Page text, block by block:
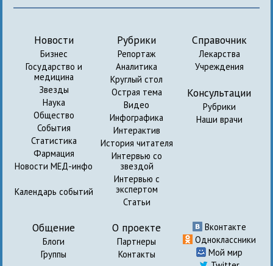
Новости
Бизнес
Государство и
медицина
Звезды
Наука
Общество
События
Статистика
Фармация
Новости МЕД-инфо
Календарь событий
Рубрики
Репортаж
Аналитика
Круглый стол
Острая тема
Видео
Инфографика
Интерактив
История читателя
Интервью со
звездой
Интервью с
экспертом
Статьи
Справочник
Лекарства
Учреждения
Консультации
Рубрики
Наши врачи
Общение
Блоги
Группы
О проекте
Партнеры
Контакты
Вконтакте
Одноклассники
Мой мир